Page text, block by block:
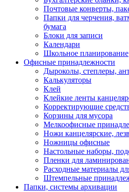
Почтовые конверты,
Папки для черчения,
бумага
Блоки для записи
Календари
Школьное планирование
Офисные принадлежности
Дыроколы, степлеры,
Калькуляторы
Клей
Клейкие ленты
Корректирующие
Корзины для мусора
Мелкоофисные
Ножи канцелярские,
Ножницы офисные
Настольные наборы,
Пленки для
Расходные материалы
Штемпельные
Папки, системы архивации